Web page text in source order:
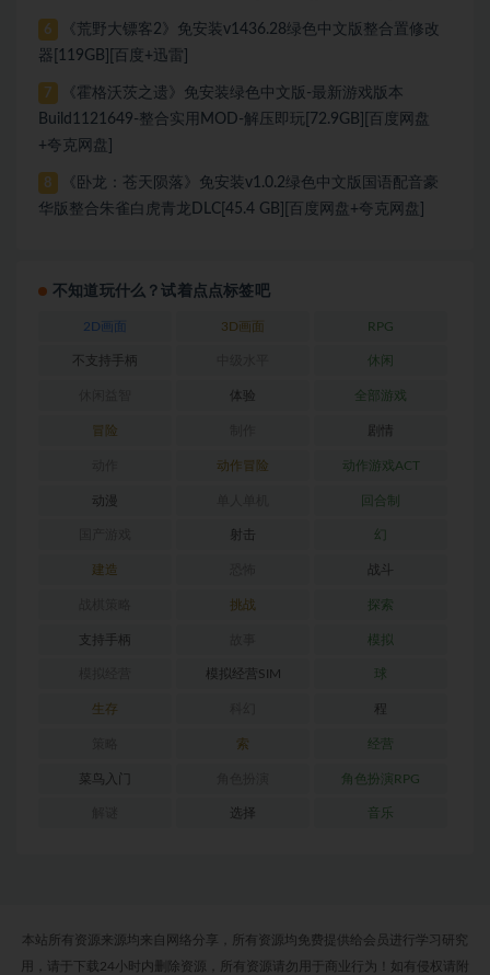
6
《荒野大镖客2》免安装v1436.28绿色中文版整合置修改
器[119GB][百度+迅雷]
7
《霍格沃茨之遗》免安装绿色中文版-最新游戏版本
Build1121649-整合实用MOD-解压即玩[72.9GB][百度网盘
+夸克网盘]
8
《卧龙：苍天陨落》免安装v1.0.2绿色中文版国语配音豪
华版整合朱雀白虎青龙DLC[45.4 GB][百度网盘+夸克网盘]
不知道玩什么？试着点点标签吧
2D画面 3D画面 RPG
不支持手柄 休闲
体验 全部游戏
冒险 剧情
动作冒险 动作游戏ACT
动漫 回合制
射击 幻
建造 战斗
挑战 探索
支持手柄 模拟
模拟经营SIM 球
生存 程
索 经营
菜鸟入门 角色扮演RPG
选择 音乐
本站所有资源来源均来自网络分享，所有资源均免费提供给会员进行学习研究
用，请于下载24小时内删除资源，所有资源请勿用于商业行为！如有侵权请附